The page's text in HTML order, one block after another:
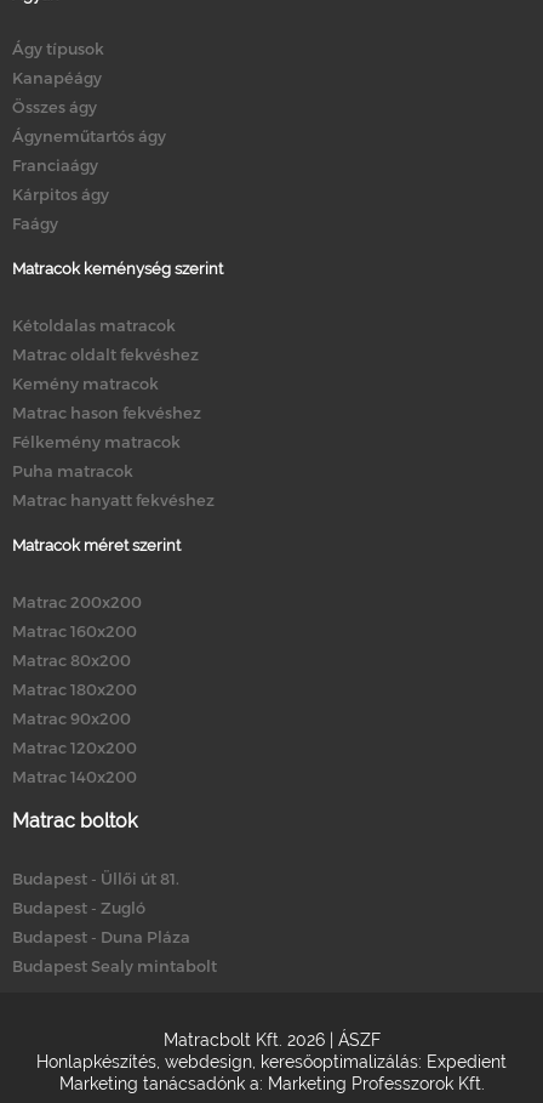
Ágy típusok
Kanapéágy
Összes ágy
Ágyneműtartós ágy
Franciaágy
Kárpitos ágy
Faágy
Matracok keménység szerint
Kétoldalas matracok
Matrac oldalt fekvéshez
Kemény matracok
Matrac hason fekvéshez
Félkemény matracok
Puha matracok
Matrac hanyatt fekvéshez
Matracok méret szerint
Matrac 200x200
Matrac 160x200
Matrac 80x200
Matrac 180x200
Matrac 90x200
Matrac 120x200
Matrac 140x200
Matrac boltok
Budapest - Üllői út 81.
Budapest - Zugló
Budapest - Duna Pláza
Budapest Sealy mintabolt
Matracbolt Kft. 2026 | ÁSZF
Honlapkészítés webdesign keresőoptimalizálás: Expedient
Marketing tanácsadónk a: Marketing Professzorok Kft.